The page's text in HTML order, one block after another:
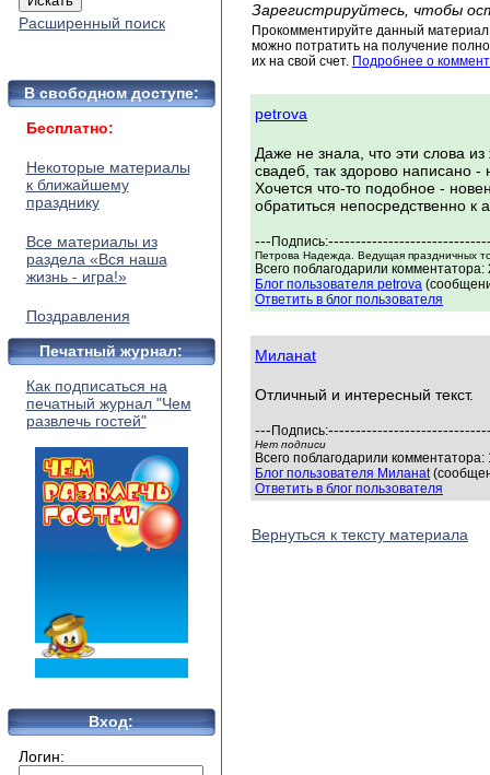
Расширенный поиск
В свободном доступе:
Бесплатно:
Некоторые материалы
к ближайшему
празднику
Все материалы из
раздела «Вся наша
жизнь - игра!»
Поздравления
Печатный журнал:
Как подписаться на
печатный журнал "Чем
развлечь гостей"
Вход:
Логин:
Зарегистрируйтесь, чтобы
Прокомментируйте данный
можно потратить на получение
их на свой счет. Подробнее о
petrova
Даже не знала, что эти слова
свадеб, так здорово написано
Хочется что-то подобное -
обратиться непосредственно к
--- Подпись:
Петрова Надежда. Ведущая праздничных
Всего поблагодарили
Блог пользователя petrova
Ответить в блог пользователя
Миланаt
Отличный и интересный текст.
--- Подпись:
Нет подписи
Всего поблагодарили
Блог пользователя Миланаt
Ответить в блог пользователя
Вернуться к тексту материала